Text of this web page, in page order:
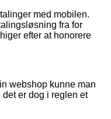
med mobilen.
fra for
efter at honorere
webshop kunne man
er dog i reglen et